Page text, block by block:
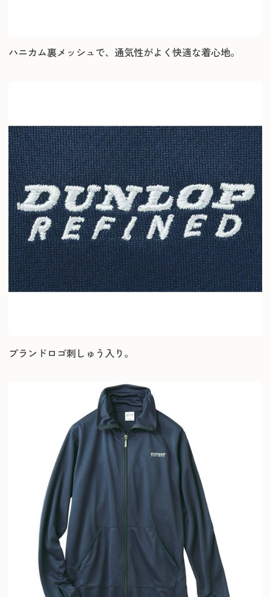
ハニカム裏メッシュで、通気性がよく快適な着心地。
ブランドロゴ刺しゅう入り。